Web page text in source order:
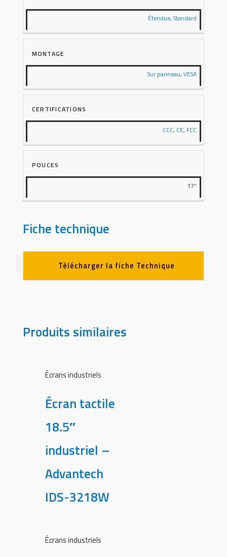
Étendue,Standard
MONTAGE
Sur panneau,VESA
CERTIFICATIONS
CCC, CE, FCC
POUCES
17"
Fiche technique
Télécharger la fiche Technique
Produits similaires
Écrans industriels
Écran tactile
18.5″
industriel –
Advantech
IDS-3218W
Écrans industriels